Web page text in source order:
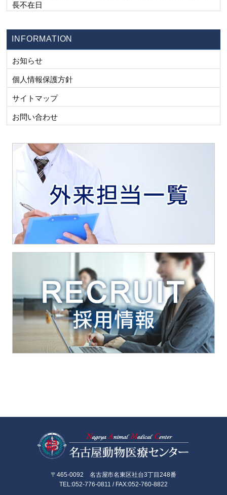
長不在日
INFORMATION
お知らせ
個人情報保護方針
サイトマップ
お問い合わせ
〒465-0092 名古屋市名東区社台3丁目248番
TEL:052-776-0811 / FAX:052-760-8822